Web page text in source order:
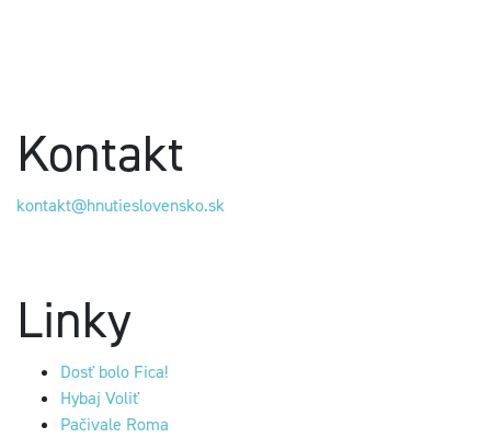
Kontakt
kontakt@hnutieslovensko.sk
Linky
Dosť bolo Fica!
Hybaj Voliť
Pačivale Roma